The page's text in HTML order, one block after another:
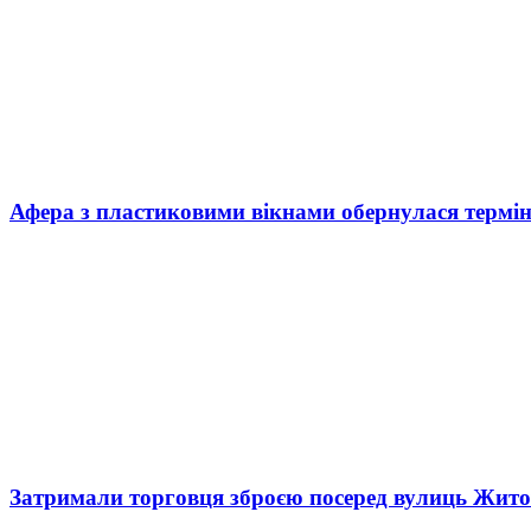
Афера з пластиковими вікнами обернулася
Затримали торговця зброєю посеред вулиць